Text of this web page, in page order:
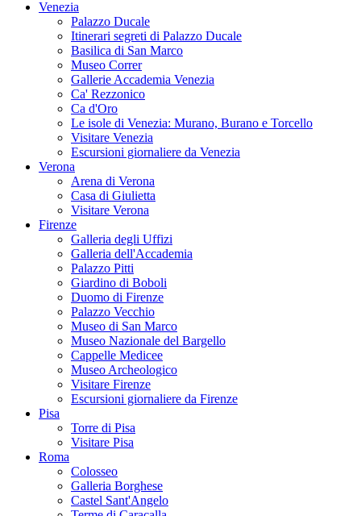
Venezia
Palazzo Ducale
Itinerari segreti di Palazzo Ducale
Basilica di San Marco
Museo Correr
Gallerie Accademia Venezia
Ca' Rezzonico
Ca d'Oro
Le isole di Venezia: Murano, Burano e Torcello
Visitare Venezia
Escursioni giornaliere da Venezia
Verona
Arena di Verona
Casa di Giulietta
Visitare Verona
Firenze
Galleria degli Uffizi
Galleria dell'Accademia
Palazzo Pitti
Giardino di Boboli
Duomo di Firenze
Palazzo Vecchio
Museo di San Marco
Museo Nazionale del Bargello
Cappelle Medicee
Museo Archeologico
Visitare Firenze
Escursioni giornaliere da Firenze
Pisa
Torre di Pisa
Visitare Pisa
Roma
Colosseo
Galleria Borghese
Castel Sant'Angelo